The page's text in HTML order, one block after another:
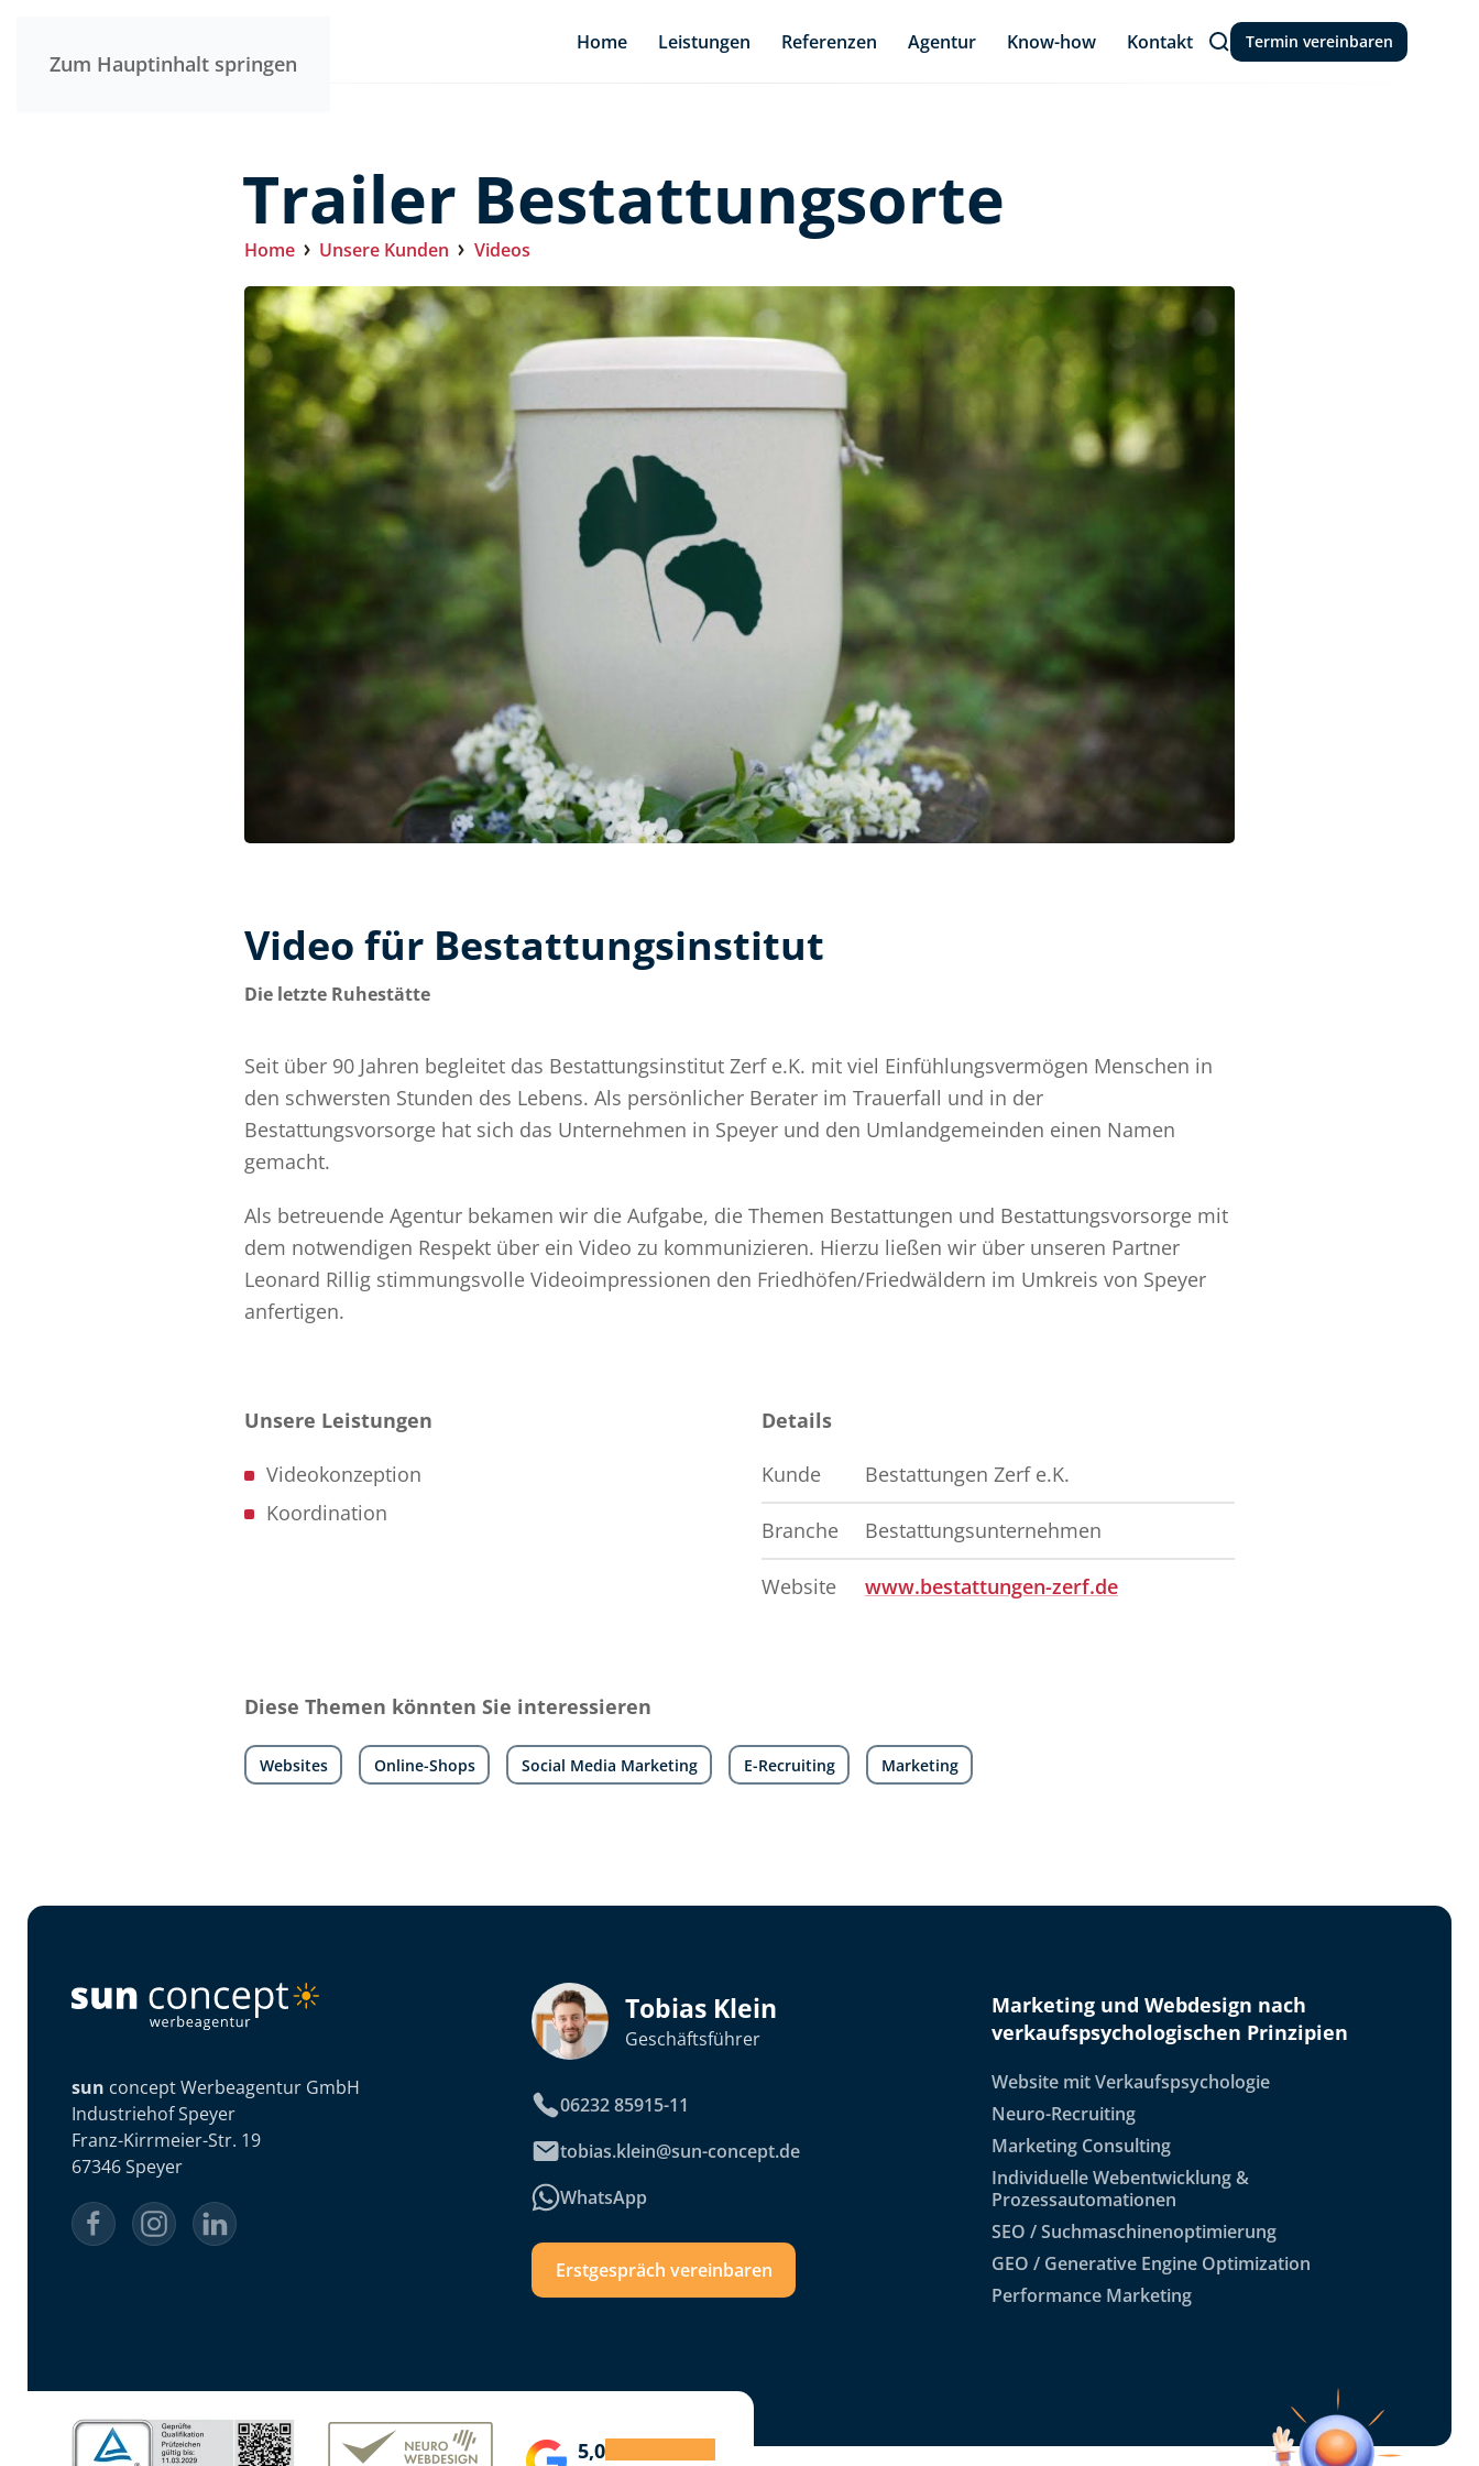
Zum Hauptinhalt springen
Home Leistungen Referenzen Agentur Know-how Kontakt Termin vereinbaren
Trailer Bestattungsorte
Home Unsere Kunden Videos
Video für Bestattungsinstitut
Die letzte Ruhestätte
Seit über 90 Jahren begleitet das Bestattungsinstitut Zerf e.K. mit viel Einfühlungsvermögen Menschen in
den schwersten Stunden des Lebens. Als persönlicher Berater im Trauerfall und in der
Bestattungsvorsorge hat sich das Unternehmen in Speyer und den Umlandgemeinden einen Namen
gemacht.
Als betreuende Agentur bekamen wir die Aufgabe, die Themen Bestattungen und Bestattungsvorsorge mit
dem notwendigen Respekt über ein Video zu kommunizieren. Hierzu ließen wir über unseren Partner
Leonard Rillig stimmungsvolle Videoimpressionen den Friedhöfen/Friedwäldern im Umkreis von Speyer
anfertigen.
Unsere Leistungen
Videokonzeption
Koordination
Details
Kunde Bestattungen Zerf e.K.
Branche Bestattungsunternehmen
Website www.bestattungen-zerf.de
Diese Themen könnten Sie interessieren
Websites Online-Shops Social Media Marketing E-Recruiting Marketing
sun concept Werbeagentur GmbH
Industriehof Speyer
Franz-Kirrmeier-Str. 19
67346 Speyer
Tobias Klein
Geschäftsführer
06232 85915-11
tobias.klein@sun-concept.de
WhatsApp
Erstgespräch vereinbaren
Marketing und Webdesign nach
verkaufspsychologischen Prinzipien
Website mit Verkaufspsychologie
Neuro-Recruiting
Marketing Consulting
Individuelle Webentwicklung &
Prozessautomationen
SEO / Suchmaschinenoptimierung
GEO / Generative Engine Optimization
Performance Marketing
5,0